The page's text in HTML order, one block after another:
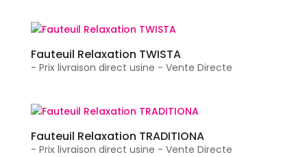
Fauteuil Relaxation TWISTA
- Prix livraison direct usine - Vente Directe
Fauteuil Relaxation TRADITIONA
- Prix livraison direct usine - Vente Directe